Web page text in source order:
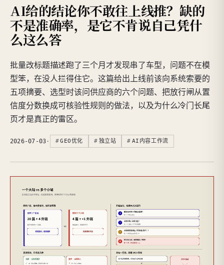
AI给的结论你不敢往上线推？缺的
不是准确率，是它不肯说自己凭什
么这么答
批量改标题描述跑了三个月才发现串了车型，问题不在模
型笨，在没人拦得住它。这篇给出上线前该向系统索要的
五项摘要、选型时该问供应商的六个问题、把放行闸从置
信度分数换成可核验性规则的做法，以及为什么冷门长尾
页才是真正的雷区。
2026-07-03 · GEO优化 独立站 AI内容工作流